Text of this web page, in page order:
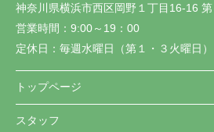
神奈川県横浜市西区岡野１丁目16-16
営業時間： 9:00～19：00
定休日： 毎週水曜日（第１・３火曜日）
トップページ
スタッフ